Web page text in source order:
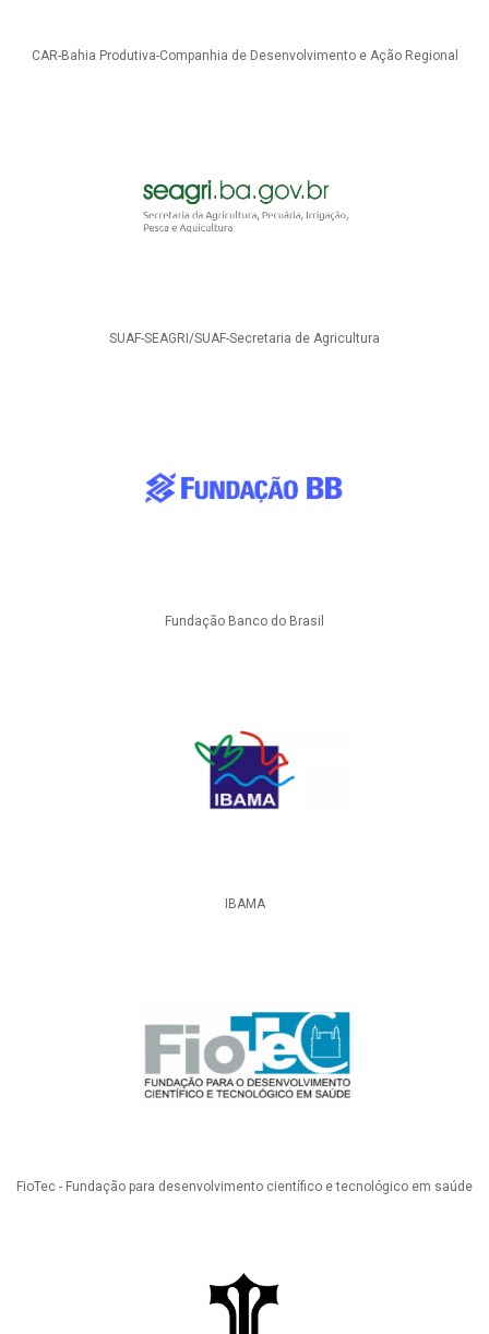
CAR-Bahia Produtiva-Companhia de Desenvolvimento e Ação Regional
SUAF-SEAGRI/SUAF-Secretaria de Agricultura
Fundação Banco do Brasil
IBAMA
FioTec - Fundação para desenvolvimento científico e tecnológico em saúde